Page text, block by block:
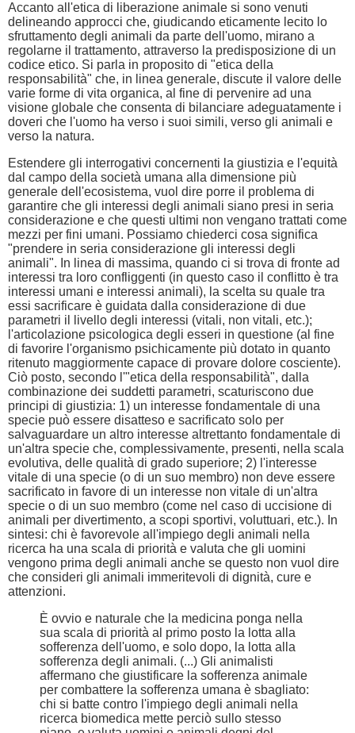
Accanto all'etica di liberazione animale si sono venuti
delineando approcci che, giudicando eticamente lecito lo
sfruttamento degli animali da parte dell'uomo, mirano a
regolarne il trattamento, attraverso la predisposizione di un
codice etico. Si parla in proposito di "etica della
responsabilità" che, in linea generale, discute il valore delle
varie forme di vita organica, al fine di pervenire ad una
visione globale che consenta di bilanciare adeguatamente i
doveri che l'uomo ha verso i suoi simili, verso gli animali e
verso la natura.
Estendere gli interrogativi concernenti la giustizia e l'equità
dal campo della società umana alla dimensione più
generale dell'ecosistema, vuol dire porre il problema di
garantire che gli interessi degli animali siano presi in seria
considerazione e che questi ultimi non vengano trattati come
mezzi per fini umani. Possiamo chiederci cosa significa
"prendere in seria considerazione gli interessi degli
animali". In linea di massima, quando ci si trova di fronte ad
interessi tra loro confliggenti (in questo caso il conflitto è tra
interessi umani e interessi animali), la scelta su quale tra
essi sacrificare è guidata dalla considerazione di due
parametri il livello degli interessi (vitali, non vitali, etc.);
l'articolazione psicologica degli esseri in questione (al fine
di favorire l'organismo psichicamente più dotato in quanto
ritenuto maggiormente capace di provare dolore cosciente).
Ciò posto, secondo l'"etica della responsabilità", dalla
combinazione dei suddetti parametri, scaturiscono due
principi di giustizia: 1) un interesse fondamentale di una
specie può essere disatteso e sacrificato solo per
salvaguardare un altro interesse altrettanto fondamentale di
un'altra specie che, complessivamente, presenti, nella scala
evolutiva, delle qualità di grado superiore; 2) l'interesse
vitale di una specie (o di un suo membro) non deve essere
sacrificato in favore di un interesse non vitale di un'altra
specie o di un suo membro (come nel caso di uccisione di
animali per divertimento, a scopi sportivi, voluttuari, etc.). In
sintesi: chi è favorevole all'impiego degli animali nella
ricerca ha una scala di priorità e valuta che gli uomini
vengono prima degli animali anche se questo non vuol dire
che consideri gli animali immeritevoli di dignità, cure e
attenzioni.
È ovvio e naturale che la medicina ponga nella
sua scala di priorità al primo posto la lotta alla
sofferenza dell'uomo, e solo dopo, la lotta alla
sofferenza degli animali. (...) Gli animalisti
affermano che giustificare la sofferenza animale
per combattere la sofferenza umana è sbagliato:
chi si batte contro l'impiego degli animali nella
ricerca biomedica mette perciò sullo stesso